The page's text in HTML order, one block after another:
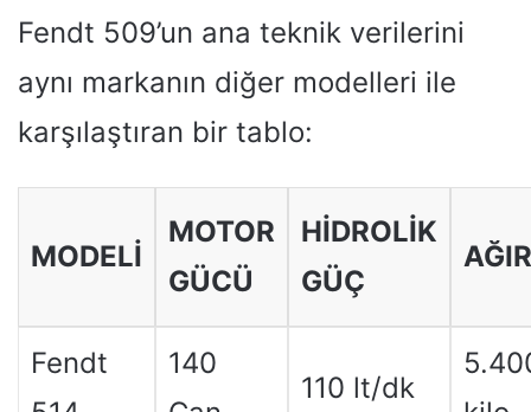
Fendt 509’un ana teknik verilerini
aynı markanın diğer modelleri ile
karşılaştıran bir tablo:
MODELI
MOTOR
GÜCÜ
HIDROLIK
GÜÇ
Fendt
140
110 lt/dk